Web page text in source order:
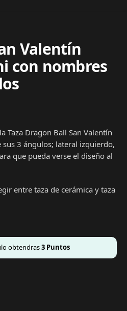
Valentín
con nombres
Taza Dragon Ball San Valentín
3 ángulos; lateral izquierdo,
que pueda verse el diseño al
entre taza de cerámica y taza
obtendras3 Puntos